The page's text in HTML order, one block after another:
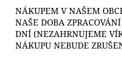
NÁKUPEM V NAŠEM
NAŠE DOBA
DNÍ (NEZAHRNUJEME
NÁKUPU NEBUDE